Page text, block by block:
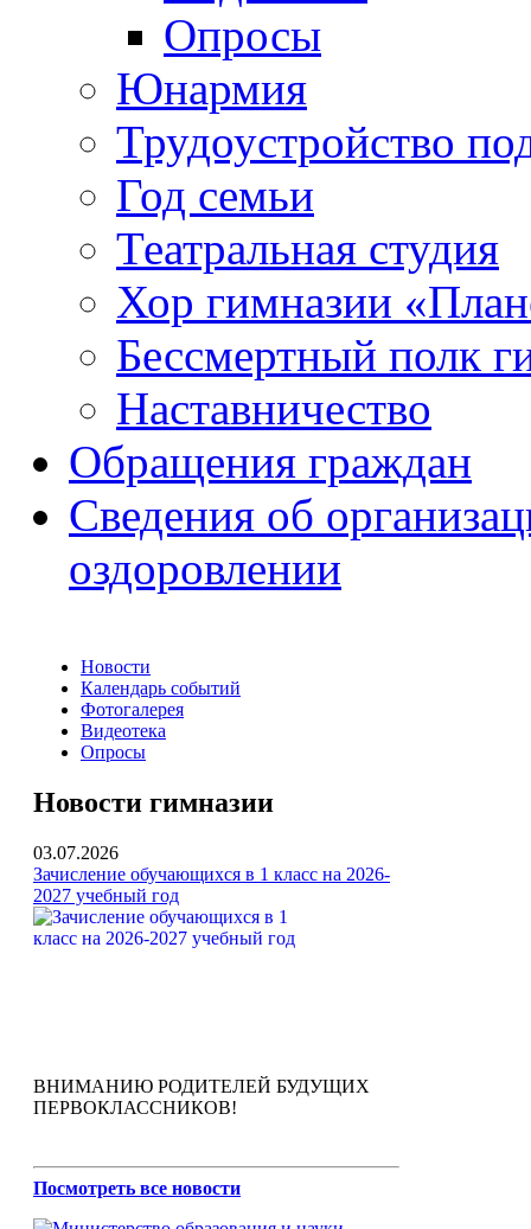
Опросы
Юнармия
Трудоустройство
Год семьи
Театральная студия
Хор гимназии
Бессмертный полк
Наставничество
Обращения граждан
Сведения об
оздоровлении
Новости
Календарь событий
Фотогалерея
Видеотека
Опросы
Новости гимназии
03.07.2026
Зачисление обучающихся в 1 класс на 2026-
2027 учебный год
ВНИМАНИЮ РОДИТЕЛЕЙ БУДУЩИХ
ПЕРВОКЛАССНИКОВ!
Посмотреть все новости